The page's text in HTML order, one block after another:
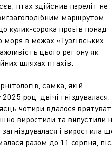
птах здійснив переліт не
маршрутом.
кулик-сорока провів понад
моря в межах «Тузлівських
цього регіону як
шляхах птахів.
самка, якій
році двічі гніздувалася.
чотири вдалося
виростили та випустили
і виростила
разом до 11 серпня,